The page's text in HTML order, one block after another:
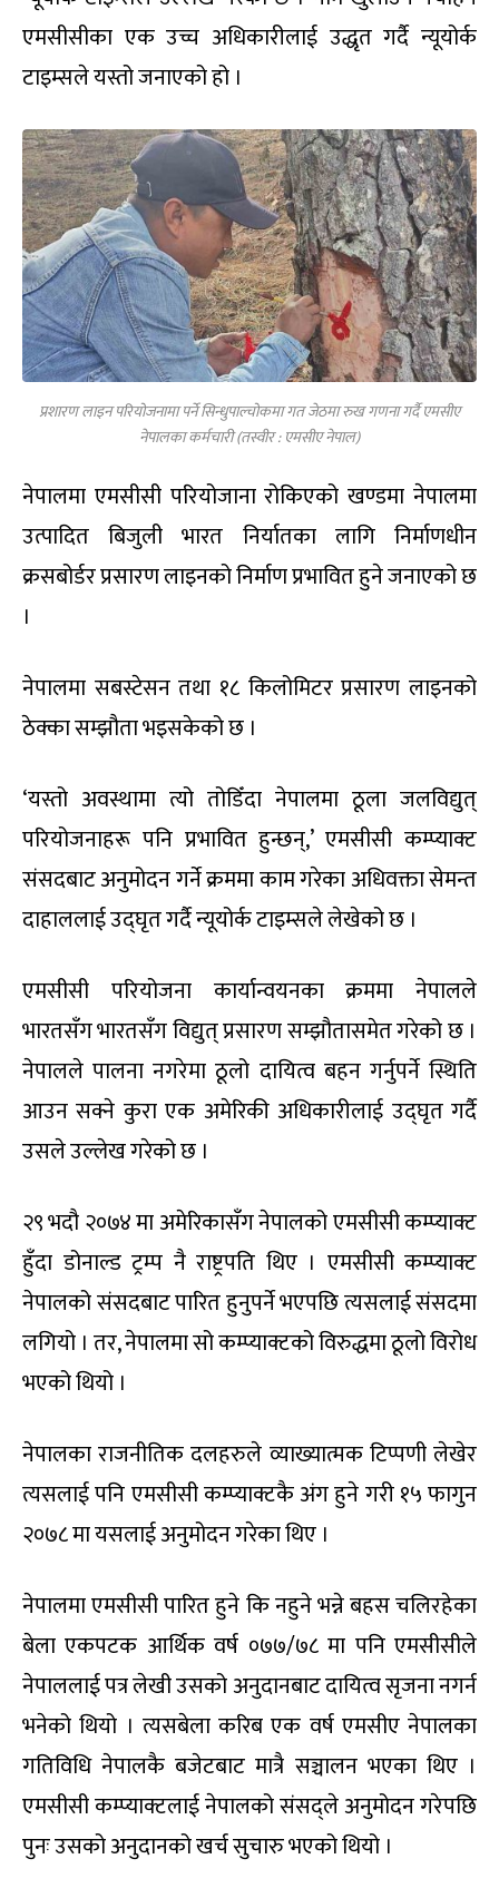
एमसीसीका एक उच्च अधिकारीलाई उद्धृत गर्दै न्यूयोर्क
टाइम्सले यस्तो जनाएको हो ।
प्रशारण लाइन परियोजनामा पर्ने सिन्धुपाल्चोकमा गत जेठमा रुख गणना गर्दै एमसीए
नेपालका कर्मचारी (तस्वीर : एमसीए नेपाल)
नेपालमा एमसीसी परियोजाना रोकिएको खण्डमा नेपालमा
उत्पादित बिजुली भारत निर्यातका लागि निर्माणधीन
क्रसबोर्डर प्रसारण लाइनको निर्माण प्रभावित हुने जनाएको छ
।
नेपालमा सबस्टेसन तथा १८ किलोमिटर प्रसारण लाइनको
ठेक्का सम्झौता भइसकेको छ ।
‘यस्तो अवस्थामा त्यो तोडिँदा नेपालमा ठूला जलविद्युत्
परियोजनाहरू पनि प्रभावित हुन्छन्,’ एमसीसी कम्प्याक्ट
संसदबाट अनुमोदन गर्ने क्रममा काम गरेका अधिवक्ता सेमन्त
दाहाललाई उद्घृत गर्दै न्यूयोर्क टाइम्सले लेखेको छ ।
एमसीसी परियोजना कार्यान्वयनका क्रममा नेपालले
भारतसँग भारतसँग विद्युत् प्रसारण सम्झौतासमेत गरेको छ ।
नेपालले पालना नगरेमा ठूलो दायित्व बहन गर्नुपर्ने स्थिति
आउन सक्ने कुरा एक अमेरिकी अधिकारीलाई उद्घृत गर्दै
उसले उल्लेख गरेको छ ।
२९ भदौ २०७४ मा अमेरिकासँग नेपालको एमसीसी कम्प्याक्ट
हुँदा डोनाल्ड ट्रम्प नै राष्ट्रपति थिए । एमसीसी कम्प्याक्ट
नेपालको संसदबाट पारित हुनुपर्ने भएपछि त्यसलाई संसदमा
लगियो । तर, नेपालमा सो कम्प्याक्टको विरुद्धमा ठूलो विरोध
भएको थियो ।
नेपालका राजनीतिक दलहरुले व्याख्यात्मक टिप्पणी लेखेर
त्यसलाई पनि एमसीसी कम्प्याक्टकै अंग हुने गरी १५ फागुन
२०७८ मा यसलाई अनुमोदन गरेका थिए ।
नेपालमा एमसीसी पारित हुने कि नहुने भन्ने बहस चलिरहेका
बेला एकपटक आर्थिक वर्ष ०७७/७८ मा पनि एमसीसीले
नेपाललाई पत्र लेखी उसको अनुदानबाट दायित्व सृजना नगर्न
भनेको थियो । त्यसबेला करिब एक वर्ष एमसीए नेपालका
गतिविधि नेपालकै बजेटबाट मात्रै सञ्चालन भएका थिए ।
एमसीसी कम्प्याक्टलाई नेपालको संसद्ले अनुमोदन गरेपछि
पुनः उसको अनुदानको खर्च सुचारु भएको थियो ।